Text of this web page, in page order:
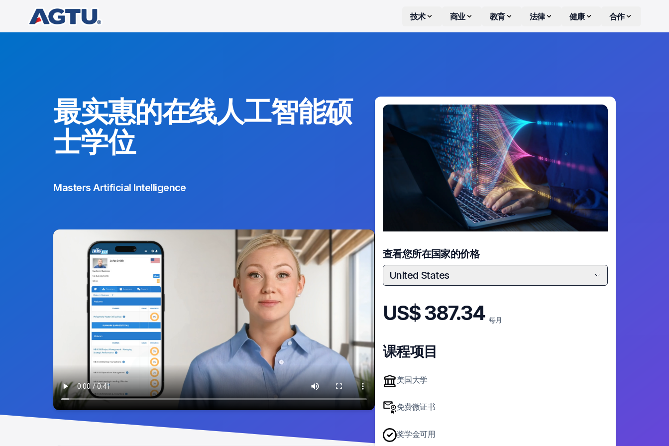
技术 商业 教育 法律 健康 合作
最实惠的在线人工智能硕
士学位
Masters Artificial Intelligence
查看您所在国家的价格
United States
US$387.34 每月
课程项目
美国大学
免费微证书
奖学金可用